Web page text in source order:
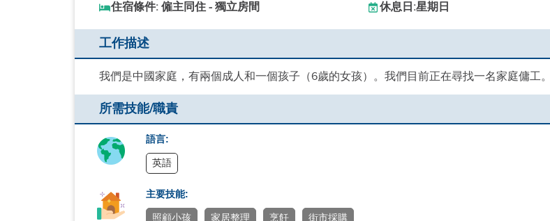
住宿條件: 僱主同住 - 獨立房間
休息日:星期日
工作描述
我們是中國家庭，有兩個成人和一個孩子（6歲的女孩）。我們目前正在尋找一名家庭傭工。
所需技能/職責
語言:
英語
主要技能:
照顧小孩 家居整理 烹飪 街市採購